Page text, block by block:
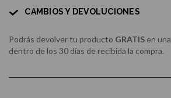
CAMBIOS Y DEVOLUCIONES
Podrás devolver tu producto GRATIS en
dentro de los 30 días de recibida la compra.